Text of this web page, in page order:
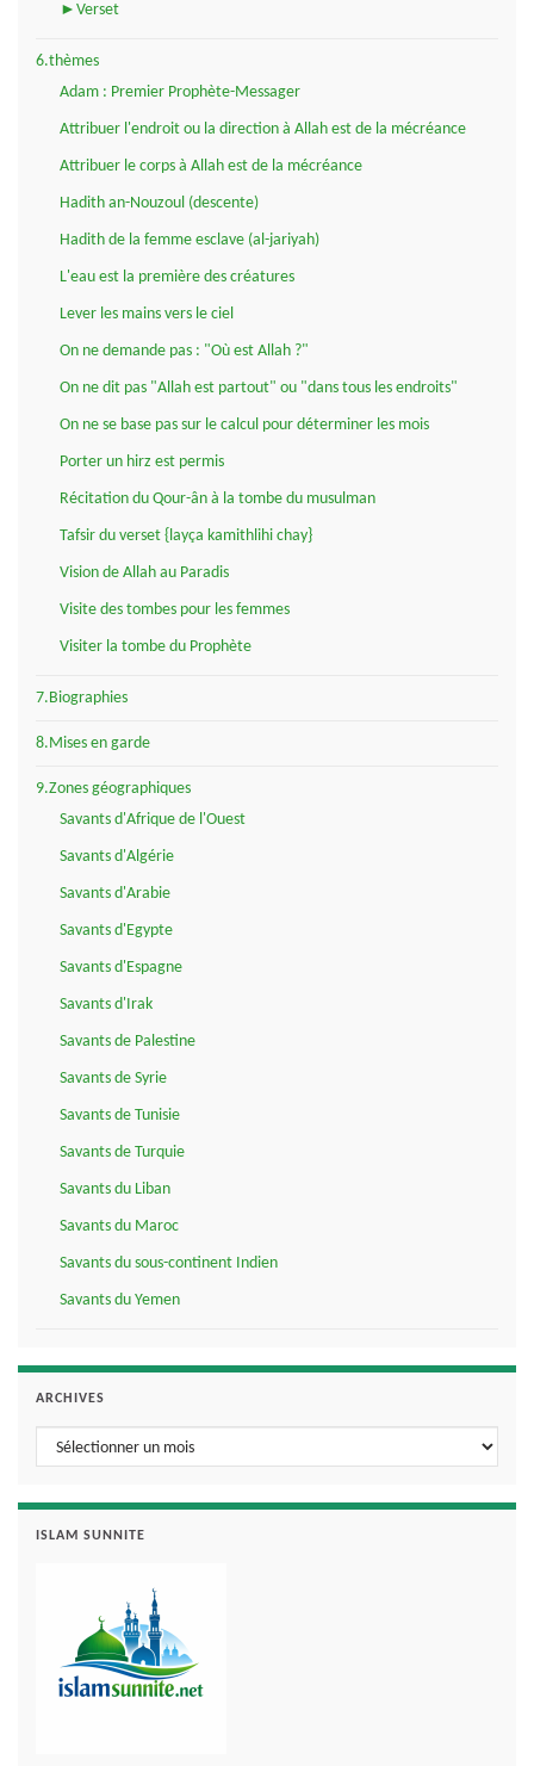
►Verset
6.thèmes
Adam : Premier Prophète-Messager
Attribuer l'endroit ou la direction à Allah est de la mécréance
Attribuer le corps à Allah est de la mécréance
Hadith an-Nouzoul (descente)
Hadith de la femme esclave (al-jariyah)
L'eau est la première des créatures
Lever les mains vers le ciel
On ne demande pas : "Où est Allah ?"
On ne dit pas "Allah est partout" ou "dans tous les endroits"
On ne se base pas sur le calcul pour déterminer les mois
Porter un hirz est permis
Récitation du Qour-ân à la tombe du musulman
Tafsir du verset {layça kamithlihi chay}
Vision de Allah au Paradis
Visite des tombes pour les femmes
Visiter la tombe du Prophète
7.Biographies
8.Mises en garde
9.Zones géographiques
Savants d'Afrique de l'Ouest
Savants d'Algérie
Savants d'Arabie
Savants d'Egypte
Savants d'Espagne
Savants d'Irak
Savants de Palestine
Savants de Syrie
Savants de Tunisie
Savants de Turquie
Savants du Liban
Savants du Maroc
Savants du sous-continent Indien
Savants du Yemen
ARCHIVES
Archives
ISLAM SUNNITE